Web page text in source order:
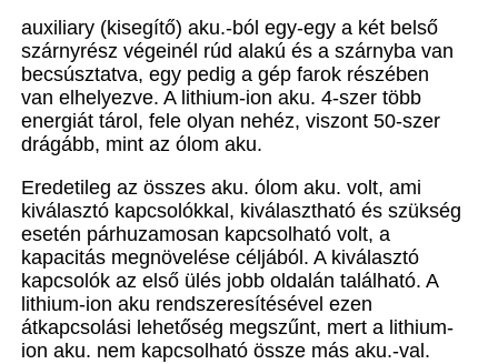
auxiliary (kisegítő) aku.-ból egy-egy a két belső
szárnyrész végeinél rúd alakú és a szárnyba van
becsúsztatva, egy pedig a gép farok részében
van elhelyezve. A lithium-ion aku. 4-szer több
energiát tárol, fele olyan nehéz, viszont 50-szer
drágább, mint az ólom aku.
Eredetileg az összes aku. ólom aku. volt, ami
kiválasztó kapcsolókkal, kiválasztható és szükség
esetén párhuzamosan kapcsolható volt, a
kapacitás megnövelése céljából. A kiválasztó
kapcsolók az első ülés jobb oldalán található. A
lithium-ion aku rendszeresítésével ezen
átkapcsolási lehetőség megszűnt, mert a lithium-
ion aku. nem kapcsolható össze más aku.-val.